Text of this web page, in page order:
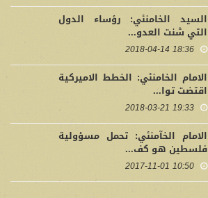
السيد الخامنئي: رؤساء الدول
التي شنت العدو...
18:36 2018-04-14
الامام الخامنئي: الخطط الاميركية
اقتضت توا...
19:33 2018-03-21
الامام الخآمنئي: تحمل مسؤولية
فلسطين هو كف...
10:50 2017-11-01